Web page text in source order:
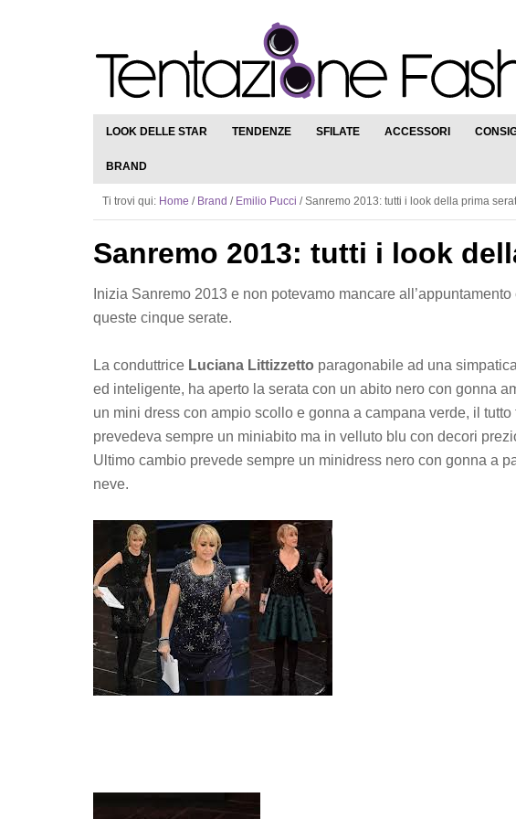
LOOK DELLE STAR TENDENZE SFILATE ACCESSORI
BRAND
Ti trovi qui: Home / Brand / Emilio Pucci /Sanremo 2013: tutti i look della prima
Sanremo 2013: tutti i look
Inizia Sanremo 2013 e non potevamo mancare
queste cinque serate.
La conduttrice Luciana Littizzetto paragonabile ad una
ed inteligente, ha aperto la serata con un abito nero con gonna
un mini dress con ampio scollo e gonna a campana verde, il
prevedeva sempre un miniabito ma in velluto blu con decori
Ultimo cambio prevede sempre un minidress nero con gonna a
neve.